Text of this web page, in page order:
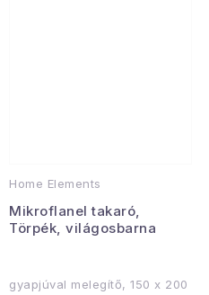
Home Elements
Mikroflanel takaró,
Törpék, világosbarna
gyapjúval melegítő, 150 x 200